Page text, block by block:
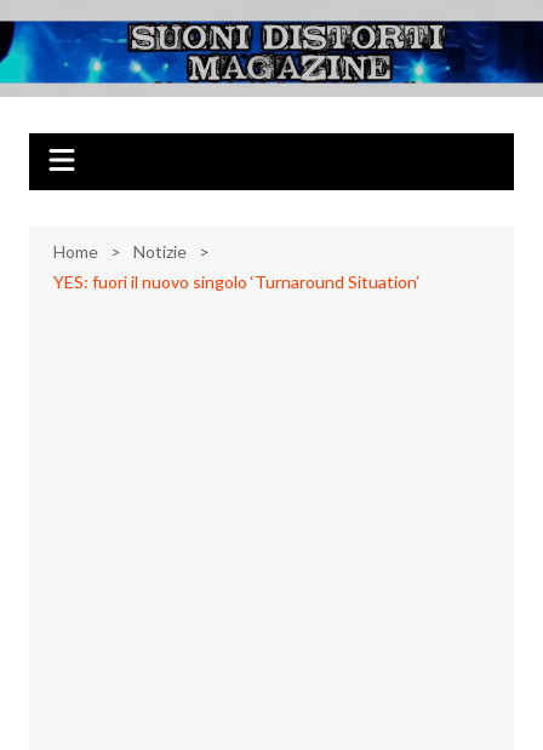
al
contenuto
Suoni Distorti
Magazine
Musica Rock, Metal, Punk e varie sonorità alternative
Home
Notizie
YES: fuori il nuovo singolo ‘Turnaround Situation’